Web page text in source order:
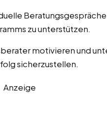
Beratungsgespräche
zu unterstützen.
motivieren und
sicherzustellen.
Anzeige